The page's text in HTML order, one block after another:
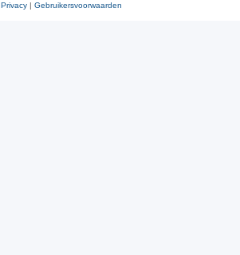
Privacy | Gebruikersvoorwaarden